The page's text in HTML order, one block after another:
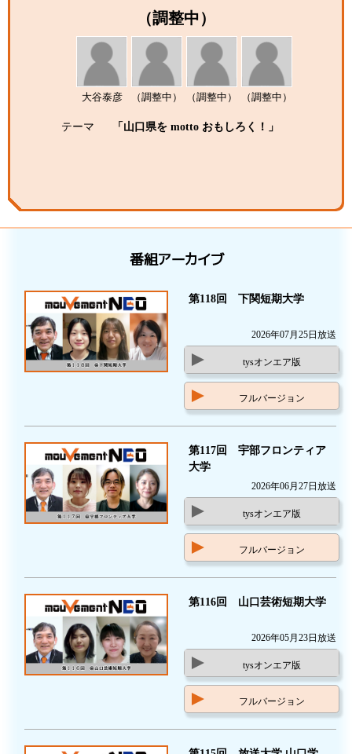
（調整中）
大谷泰彦 （調整中） （調整中） （調整中）
テーマ 「山口県を motto おもしろく！」
番組アーカイブ
第118回 下関短期大学
2026年07月25日放送
tysオンエア版
フルバージョン
第117回 宇部フロンティア
大学
2026年06月27日放送
tysオンエア版
フルバージョン
第116回 山口芸術短期大学
2026年05月23日放送
tysオンエア版
フルバージョン